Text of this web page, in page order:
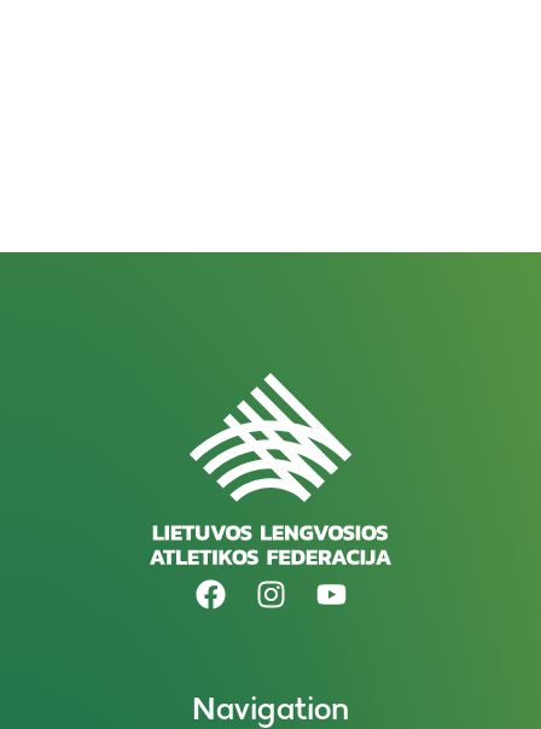
Navigation